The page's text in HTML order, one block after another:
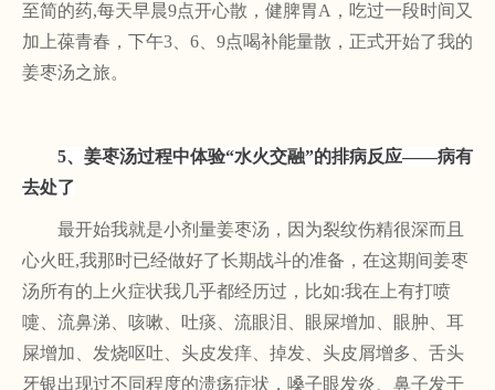
至简的药,每天早晨9点开心散，健脾胃A，吃过一段时间又
加上葆青春，下午3、6、9点喝补能量散，正式开始了我的
姜枣汤之旅。
5、 姜枣汤过程中体验“水火交融”的排病反应——病有
去处了
最开始我就是小剂量姜枣汤，因为裂纹伤精很深而且
心火旺,我那时已经做好了长期战斗的准备，在这期间姜枣
汤所有的上火症状我几乎都经历过，比如:我在上有打喷
嚏、流鼻涕、咳嗽、吐痰、流眼泪、眼屎增加、眼肿、耳
屎增加、发烧呕吐、头皮发痒、掉发、头皮屑增多、舌头
牙银出现过不同程度的溃疡症状，嗓子眼发炎、鼻子发干